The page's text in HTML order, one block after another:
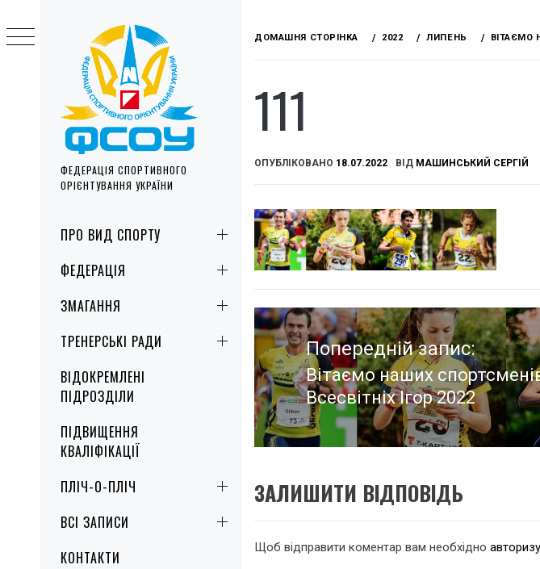
ФЕДЕРАЦІЯ СПОРТИВНОГО
ОРІЄНТУВАННЯ УКРАЇНИ
MenuПРО ВИД СПОРТУ
ФЕДЕРАЦІЯ
ЗМАГАННЯ
ТРЕНЕРСЬКІ РАДИ
ВІДОКРЕМЛЕНІ
ПІДРОЗДІЛИ
ПІДВИЩЕННЯ
КВАЛІФІКАЦІЇ
ПЛІЧ-О-ПЛІЧ
ВСІ ЗАПИСИ
КОНТАКТИ
to
content
ДОМАШНЯ СТОРІНКА 2022 ЛИПЕНЬ ВІТАЄМО
111
ОПУБЛІКОВАНО 18.07.2022 ВІД МАШИНСЬКИЙ СЕРГІЙ
Навігація
записівПопередній запис:
Попередній
запис:
Вітаємо наших
Всесвітніх Ігор 2022
ЗАЛИШИТИ ВІДПОВІДЬ
Щоб відправити коментар вам необхідно